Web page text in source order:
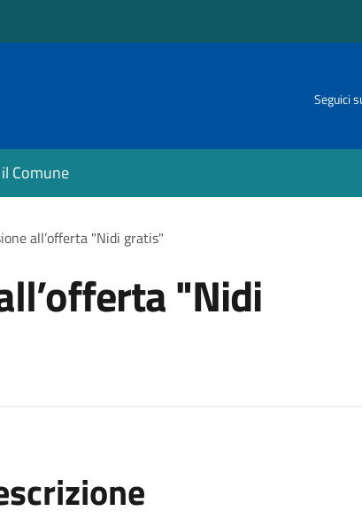
Seguici
Comune
all’offerta "Nidi gratis"
"Nidi